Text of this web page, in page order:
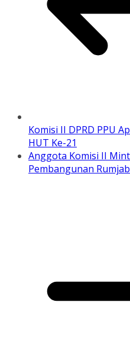
Komisi II DPRD PPU
HUT Ke-21
Anggota Komisi II
Pembangunan